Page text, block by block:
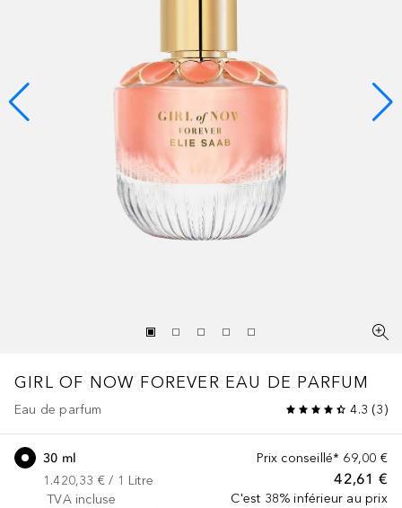
GIRL OF NOW FOREVER EAU DE PARFUM
Eau de parfum 4.3 (3)
Prix conseillé* 69,00 €
42,61 €
C'est 38% inférieur au prix
30 ml
1.420,33 € / 1 Litre
TVA incluse